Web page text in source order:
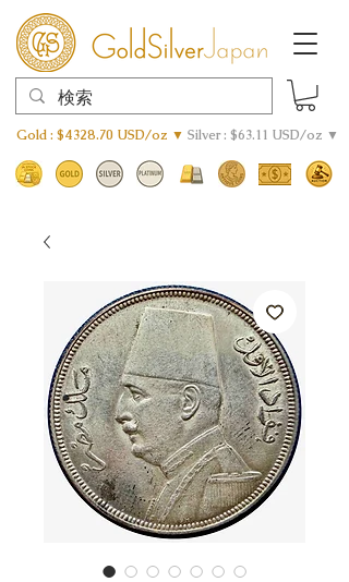
Gold : $4328.70 USD/oz ▼ Silver : $63.11 USD/oz ▼